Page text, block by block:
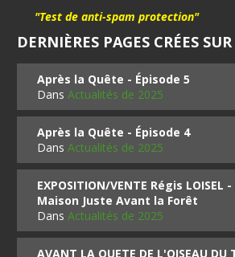
"Test de anti-spam protection"
DERNIÈRES PAGES CRÉES
Après la Quête - Épisode 5
DansActualités de 2025
Après la Quête - Épisode 4
DansActualités de 2025
EXPOSITION/VENTE Régis LOISEL
Maison Juste Avant la Forêt
DansActualités de 2025
AVANT LA QUETE DE L'OISEAU DU